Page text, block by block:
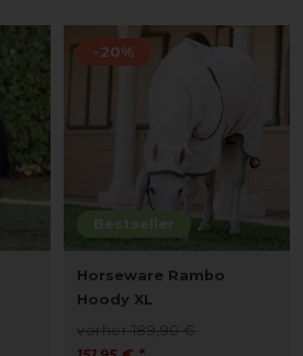
Bestseller
-20%
Horseware Rambo
Hoody XL
vorher 189,90 €